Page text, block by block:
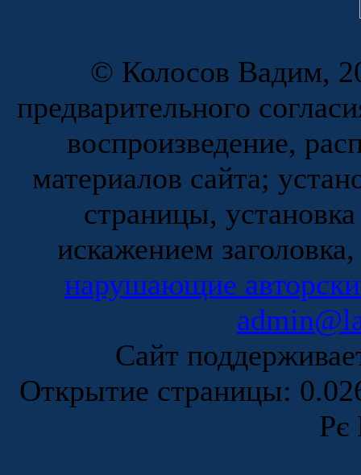
© Колосов Вадим,
предварительного
воспроизведение,
материалов сайта;
страницы,
искажением
нарушающие
Сайт
Открытие страницы:
Рє